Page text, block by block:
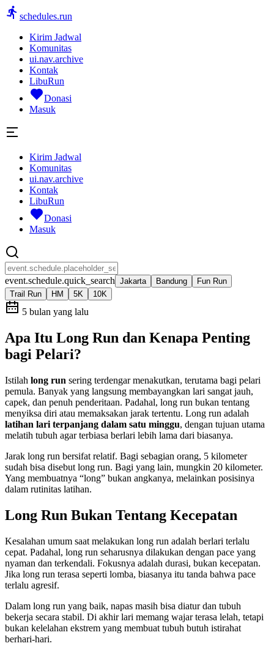
schedules.run
Kirim Jadwal
Komunitas
ui.nav.archive
Kontak
LibuRun
Donasi
Masuk
Kirim Jadwal
Komunitas
ui.nav.archive
Kontak
LibuRun
Donasi
Masuk
event.schedule.quick_search Jakarta Bandung
Fun Run
Trail Run
HM 5K 10K
5 bulan yang lalu
Apa Itu Long Run dan Kenapa Penting
bagi Pelari?
Istilah long run sering terdengar menakutkan, terutama bagi pelari
pemula. Banyak yang langsung membayangkan lari sangat jauh,
capek, dan penuh penderitaan. Padahal, long run bukan tentang
menyiksa diri atau memaksakan jarak tertentu. Long run adalah
latihan lari terpanjang dalam satu minggu, dengan tujuan utama
melatih tubuh agar terbiasa berlari lebih lama dari biasanya.
Jarak long run bersifat relatif. Bagi sebagian orang, 5 kilometer
sudah bisa disebut long run. Bagi yang lain, mungkin 20 kilometer.
Yang membuatnya “long” bukan angkanya, melainkan posisinya
dalam rutinitas latihan.
Long Run Bukan Tentang Kecepatan
Kesalahan umum saat melakukan long run adalah berlari terlalu
cepat. Padahal, long run seharusnya dilakukan dengan pace yang
nyaman dan terkendali. Fokusnya adalah durasi, bukan kecepatan.
Jika long run terasa seperti lomba, biasanya itu tanda bahwa pace
terlalu agresif.
Dalam long run yang baik, napas masih bisa diatur dan tubuh
bekerja secara stabil. Di akhir lari memang wajar terasa lelah, tetapi
bukan kelelahan ekstrem yang membuat tubuh butuh istirahat
berhari-hari.